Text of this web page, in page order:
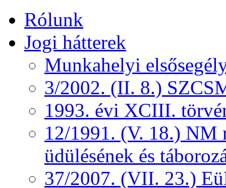
Rólunk
Jogi hátterek
Munkahelyi
3/2002. (II. 8.)
1993. évi XCIII.
12/1991. (V. 18.) NM
üdülésének és
37/2007. (VII. 23.)